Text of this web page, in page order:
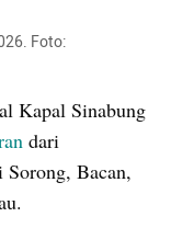
Foto:
Kapal Sinabung
dari
Bacan,